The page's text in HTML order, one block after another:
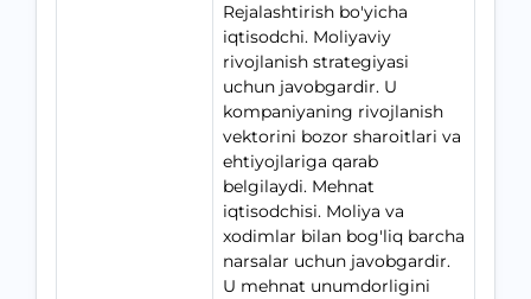
Rejalashtirish bo'yicha
iqtisodchi. Moliyaviy
rivojlanish strategiyasi
uchun javobgardir. U
kompaniyaning rivojlanish
vektorini bozor sharoitlari va
ehtiyojlariga qarab
belgilaydi. Mehnat
iqtisodchisi. Moliya va
xodimlar bilan bog'liq barcha
narsalar uchun javobgardir.
U mehnat unumdorligini